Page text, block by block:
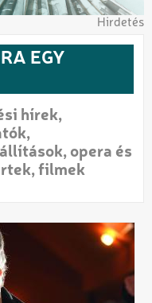
Hirdetés
EGY
hírek,
opera és
filmek